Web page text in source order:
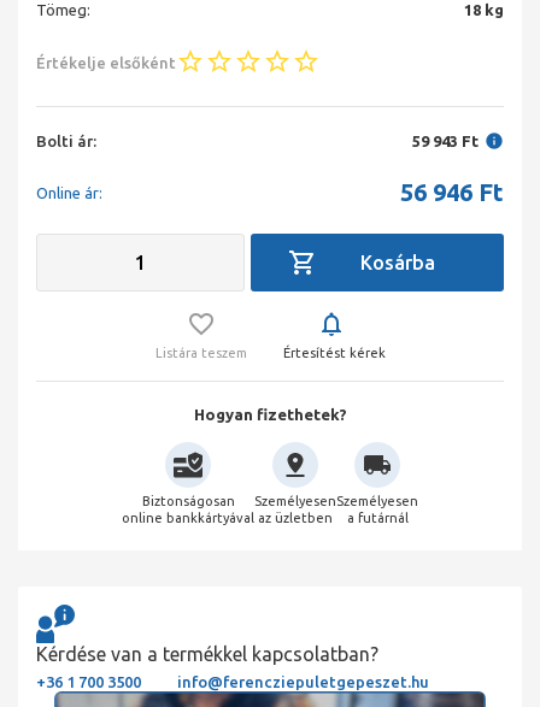
Tömeg:
18 kg
Értékelje elsőként
Bolti ár: 59 943 Ft
Online ár: 56 946 Ft
Listára teszem Értesítést kérek
Hogyan fizethetek?
Biztonságosan
online bankkártyával
Személyesen
az üzletben
Személyesen
a futárnál
Kérdése van a termékkel kapcsolatban?
+36 1 700 3500 info@ferencziepuletgepeszet.hu